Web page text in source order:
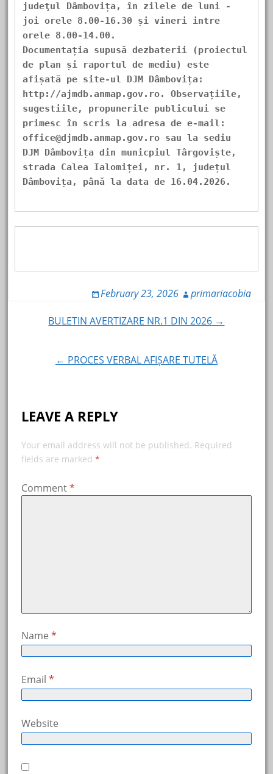
judeţul Dâmbovița, în zilele de luni -
joi orele 8.00-16.30 și vineri intre
orele 8.00-14.00.
Documentația supusă dezbaterii (proiectul
de plan și raportul de mediu) este
afișată pe site-ul DJM Dâmbovița:
http://ajmdb.anmap.gov.ro. Observațiile,
sugestiile, propunerile publicului se
primesc în scris la adresa de e-mail:
office@djmdb.anmap.gov.ro sau la sediu
DJM Dâmbovița din municpiul Târgoviște,
strada Calea Ialomiței, nr. 1, județul
Dâmbovița, până la data de 16.04.2026.
February 23, 2026 primariacobia
Post
navigation
BULETIN AVERTIZARE NR.1 DIN 2026 →
← PROCES VERBAL AFIȘARE TUTELĂ
LEAVE A REPLY
Your email address will not be published. Required
fields are marked *
Comment*
Name *
Email *
Website